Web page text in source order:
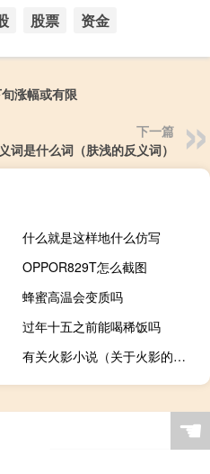
股票 资金
涨幅或有限
下一篇
词是什么词（肤浅的反义词）
什么就是这样地什么仿写
OPPOR829T怎么截图
蜂蜜高温会变质吗
过年十五之前能喝稀饭吗
有关火影小说（关于火影的小说）
☚